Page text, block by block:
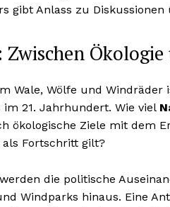
gibt Anlass zu
Wale, Wölfe und
im 21. Jahrhundert. Wie viel
ökologische Ziele mit dem
Fortschritt gilt?
werden die politische
Windparks hinaus. Eine